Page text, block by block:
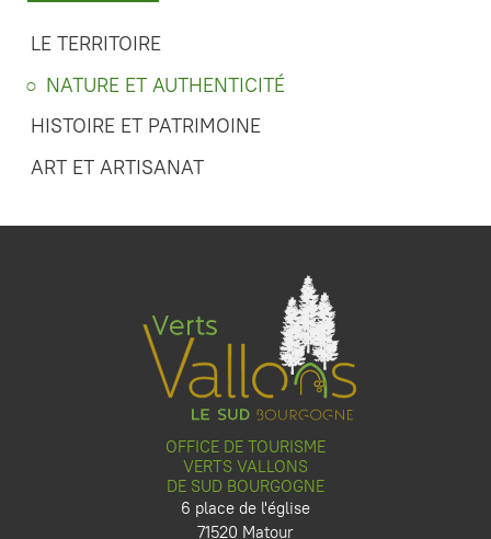
LE TERRITOIRE
NATURE ET AUTHENTICITÉ
HISTOIRE ET PATRIMOINE
ART ET ARTISANAT
OFFICE DE TOURISME
VERTS VALLONS
DE SUD BOURGOGNE
6 place de l'église
71520 Matour